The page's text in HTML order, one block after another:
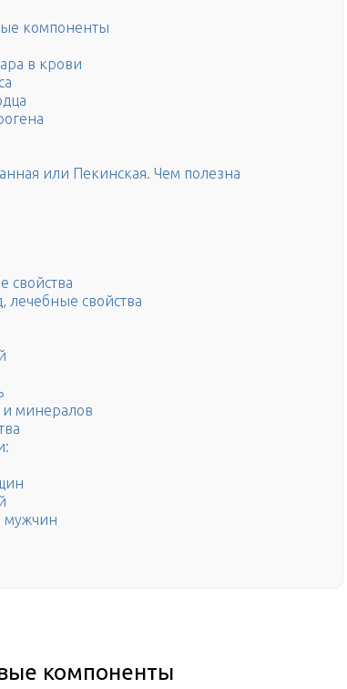
компоненты
в крови
или Пекинская. Чем полезна
свойства
лечебные свойства
и минералов
мужчин
компоненты